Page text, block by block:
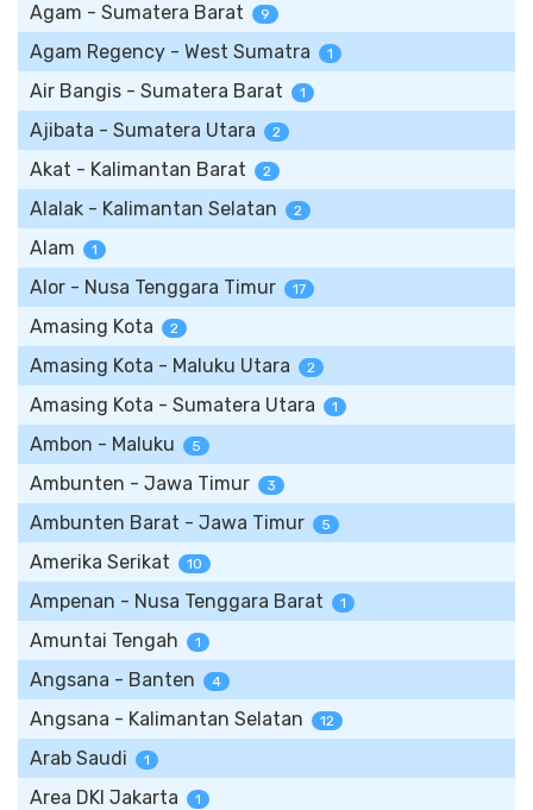
Agam - Sumatera Barat 9
Agam Regency - West Sumatra 1
Air Bangis - Sumatera Barat 1
Ajibata - Sumatera Utara 2
Akat - Kalimantan Barat 2
Alalak - Kalimantan Selatan 2
Alam 1
Alor - Nusa Tenggara Timur 17
Amasing Kota 2
Amasing Kota - Maluku Utara 2
Amasing Kota - Sumatera Utara 1
Ambon - Maluku 5
Ambunten - Jawa Timur 3
Ambunten Barat - Jawa Timur 5
Amerika Serikat 10
Ampenan - Nusa Tenggara Barat 1
Amuntai Tengah 1
Angsana - Banten 4
Angsana - Kalimantan Selatan 12
Arab Saudi 1
Area DKI Jakarta 1